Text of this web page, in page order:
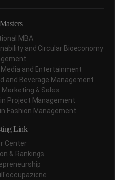
MBA
and Circular Bioeconomy
and Entertainment
and Beverage Management
Marketing & Sales
Project Management
Fashion Management
Link
Center
& Rankings